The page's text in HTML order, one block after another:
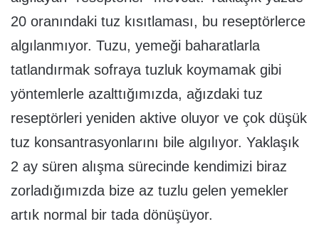
20 oranındaki tuz kısıtlaması, bu reseptörlerce
algılanmıyor. Tuzu, yemeği baharatlarla
tatlandırmak sofraya tuzluk koymamak gibi
yöntemlerle azalttığımızda, ağızdaki tuz
reseptörleri yeniden aktive oluyor ve çok düşük
tuz konsantrasyonlarını bile algılıyor. Yaklaşık
2 ay süren alışma sürecinde kendimizi biraz
zorladığımızda bize az tuzlu gelen yemekler
artık normal bir tada dönüşüyor.